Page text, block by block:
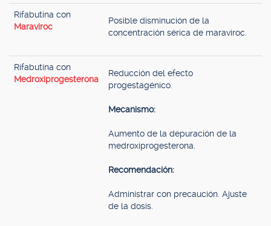
Rifabutina con
Maraviroc
Posible disminución de la
concentración sérica de maraviroc.
Rifabutina con
Medroxiprogesterona
Reducción del efecto
progestagénico.
Mecanismo:
Aumento de la depuración de la
medroxiprogesterona.
Recomendación:
Administrar con precaución. Ajuste
de la dosis.